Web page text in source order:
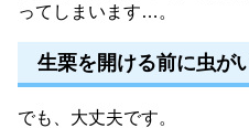
ってしまいます…。
生栗を開ける前に虫が
でも、大丈夫です。